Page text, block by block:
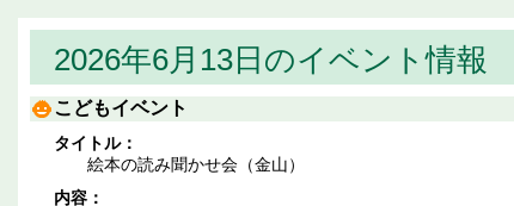
2026年6月13日のイベント情報
こどもイベント
タイトル：
絵本の読み聞かせ会（金山）
内容：